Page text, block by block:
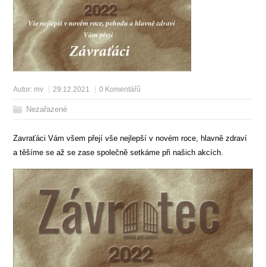
Autor: mv 29.12.2021 0 Komentářů
Nezařazené
Zavraťáci Vám všem přejí vše nejlepší v novém roce, hlavně zdraví
a těšíme se až se zase společně setkáme při našich akcích.